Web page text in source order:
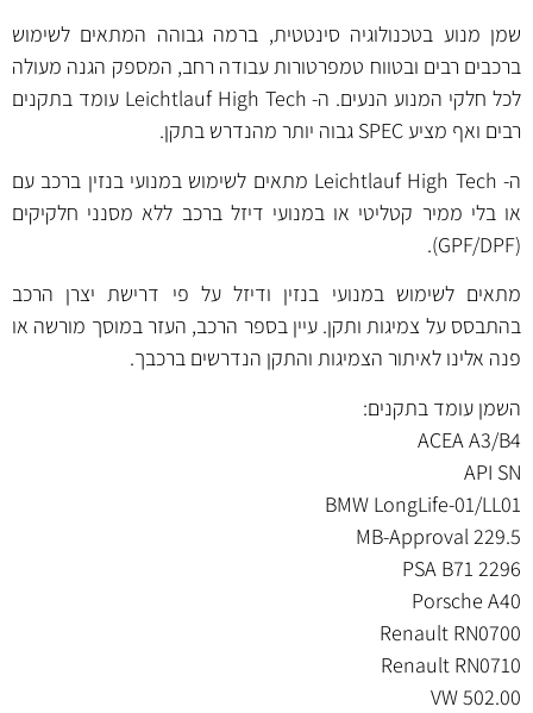
שמן מנוע בטכנולוגיה סינטטית, ברמה גבוהה המתאים לשימוש
ברכבים רבים ובטווח טמפרטורות עבודה רחב, המספק הגנה מעולה
לכל חלקי המנוע הנעים. ה- Leichtlauf High Tech עומד בתקנים
רבים ואף מציע SPEC גבוה יותר מהנדרש בתקן.
ה- Leichtlauf High Tech מתאים לשימוש במנועי בנזין ברכב עם
או בלי ממיר קטליטי או במנועי דיזל ברכב ללא מסנני חלקיקים
(GPF/DPF).
מתאים לשימוש במנועי בנזין ודיזל על פי דרישת יצרן הרכב
בהתבסס על צמיגות ותקן. עיין בספר הרכב, העזר במוסך מורשה או
פנה אלינו לאיתור הצמיגות והתקן הנדרשים ברכבך.
השמן עומד בתקנים:
ACEA A3/B4
API SN
BMW LongLife-01/LL01
MB-Approval 229.5
PSA B71 2296
Porsche A40
Renault RN0700
Renault RN0710
VW 502.00